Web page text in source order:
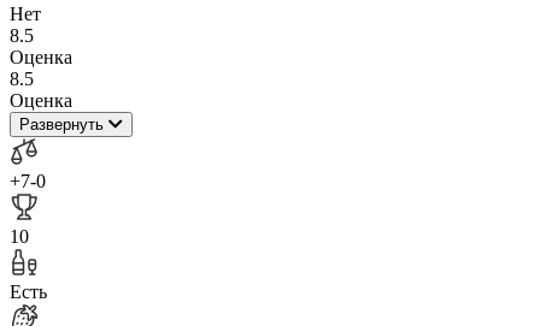
Нет
8.5
Оценка
8.5
Оценка
Развернуть
+7-0
10
Есть